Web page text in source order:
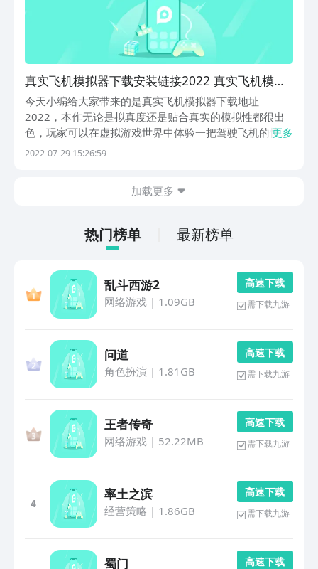
真实飞机模拟器下载安装链接2022 真实飞机模拟
器下载安装
今天小编给大家带来的是真实飞机模拟器下载地址
2022，本作无论是拟真度还是贴合真实的模拟性都很出
色，玩家可以在虚拟游戏世界中体验一把驾驶飞机的快
乐，喜欢这类型的玩家去豌豆荚搜索即可预约下载。
更多
2022-07-29 15:26:59
加载更多
热门榜单 最新榜单
乱斗西游2
网络游戏| 1.09GB
高 速 下 载
需下载九游
问道
角色扮演 | 1.81GB
高 速 下 载
需下载九游
王者传奇
网络游戏| 52.22MB
高 速 下 载
需下载九游
4
率土之滨
经营策略 | 1.86GB
高 速 下 载
需下载九游
蜀门 高 速 下 载